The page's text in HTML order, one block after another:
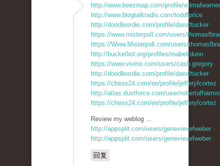
http://www.beezmap.com/profile/wilmafwarner
http://www.blogtalkradio.com/toddfprice
http://doodleordie.com/profile/danaftucker
https://www.misterpoll.com/users/
https://Www.Misterpoll.com/users/
http://bucketlist.org/profiles/mabelfdunn
https://www.vivino.com/users/cash.gregory
http://doodleordie.com/profile/danaftucker
https://chess24.com/en/profile/jefferyfcortez
http://atlas.dustforce.com/user/
https://chess24.com/en/profile/jefferyfcortez
Review my weblog ...
http://appsplit.com/users/genevievefweber -
http://appsplit.com/users/genevievefweber
回复